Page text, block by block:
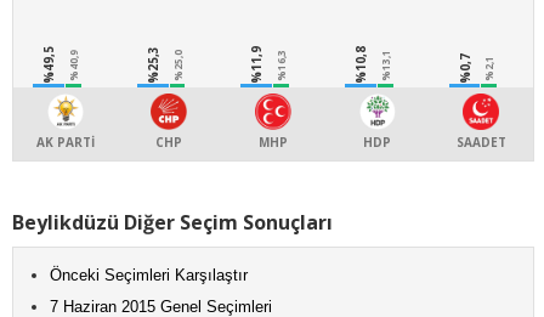
%49,5 %40,9
AK PARTİ
%25,3 %25,0
CHP
%11,9 %16,3
MHP
%10,8 %13,1
HDP
%0,7 %2,1
SAADET
Beylikdüzü Diğer Seçim Sonuçları
Önceki Seçimleri Karşılaştır
7 Haziran 2015 Genel Seçimleri